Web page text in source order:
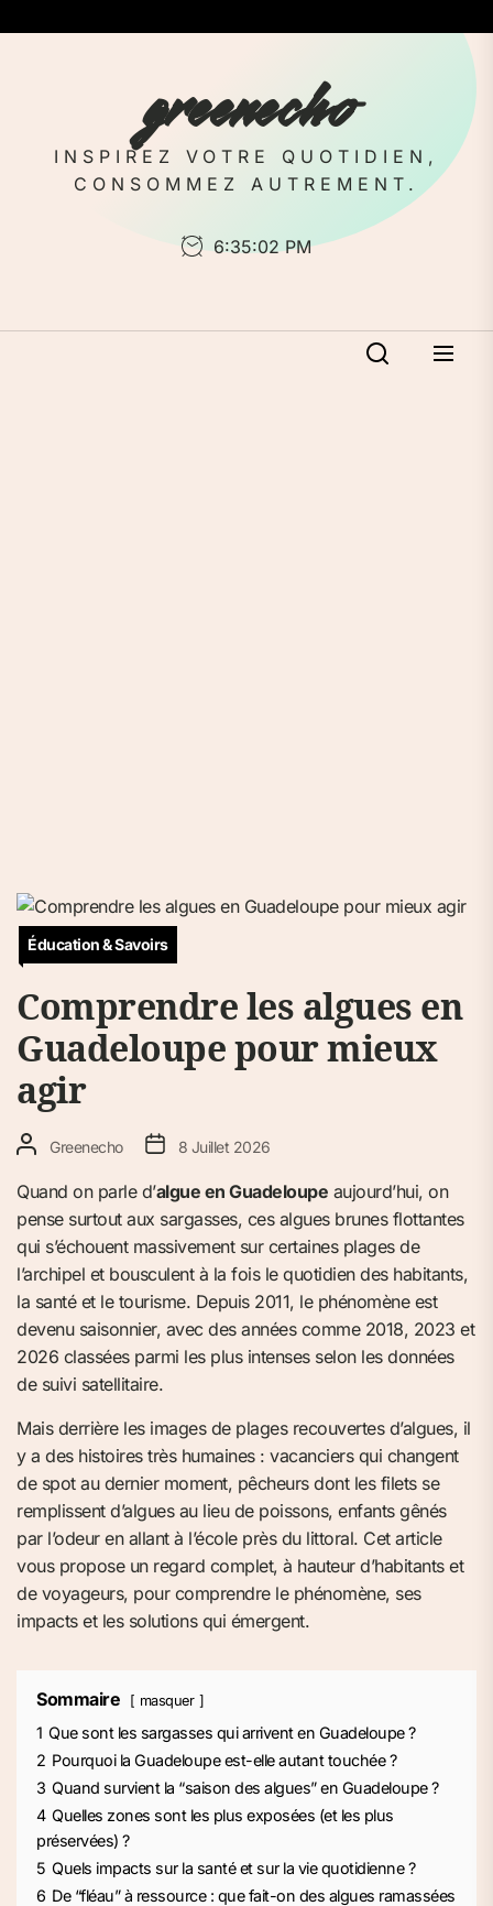
to
greenecho
INSPIREZ VOTRE QUOTIDIEN,
CONSOMMEZ AUTREMENT.
6:35:03 PM
Éducation & Savoirs
Comprendre les algues en
Guadeloupe pour mieux
agir
Greenecho 8 Juillet 2026
Quand on parle d’algue en Guadeloupe aujourd’hui, on
pense surtout aux sargasses, ces algues brunes flottantes
qui s’échouent massivement sur certaines plages de
l’archipel et bousculent à la fois le quotidien des habitants,
la santé et le tourisme. Depuis 2011, le phénomène est
devenu saisonnier, avec des années comme 2018, 2023 et
2026 classées parmi les plus intenses selon les données
de suivi satellitaire.
Mais derrière les images de plages recouvertes d’algues, il
y a des histoires très humaines : vacanciers qui changent
de spot au dernier moment, pêcheurs dont les filets se
remplissent d’algues au lieu de poissons, enfants gênés
par l’odeur en allant à l’école près du littoral. Cet article
vous propose un regard complet, à hauteur d’habitants et
de voyageurs, pour comprendre le phénomène, ses
impacts et les solutions qui émergent.
Sommaire masquer
1 Que sont les sargasses qui arrivent en Guadeloupe ?
2 Pourquoi la Guadeloupe est-elle autant touchée ?
3 Quand survient la “saison des algues” en Guadeloupe ?
4 Quelles zones sont les plus exposées (et les plus
préservées) ?
5 Quels impacts sur la santé et sur la vie quotidienne ?
6 De “fléau” à ressource : que fait-on des algues ramassées